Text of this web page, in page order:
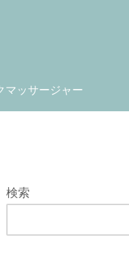
マッサージャー
検索